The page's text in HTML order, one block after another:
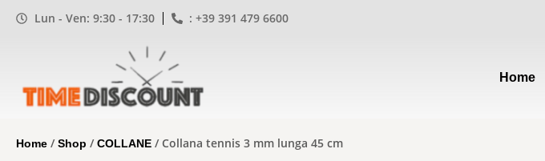
Lun - Ven: 9:30 - 17:30 : +39 391 479 6600
Home
Home /Shop /COLLANE / Collana tennis 3 mm lunga 45 cm